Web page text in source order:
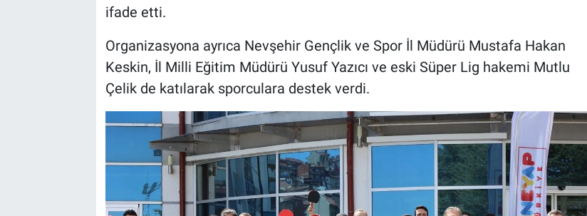
ifade etti.
Organizasyona ayrıca Nevşehir Gençlik ve Spor İl Müdürü Mustafa Hakan
Keskin, İl Milli Eğitim Müdürü Yusuf Yazıcı ve eski Süper Lig hakemi Mutlu
Çelik de katılarak sporculara destek verdi.